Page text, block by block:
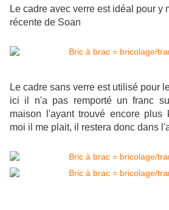
Le cadre avec verre est idéal pour y
récente de Soan
Le cadre sans verre est utilisé pour
ici il n'a pas remporté un franc
maison l'ayant trouvé encore plus
moi il me plait, il restera donc dans